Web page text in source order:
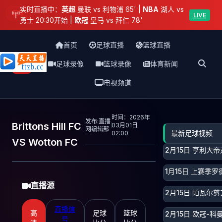
实时直播中： 英超 曼联 vs 利物浦 65' | NBA 湖人 vs
勇士 20:30开始 | 欧冠 皇马 vs 拜仁 78'
LIVE
天天直播网
首页 足球直播 篮球直播
足球录像 篮球录像 体育新闻
电视频道
Brittons Hill FC
VS Wotton FC
发布:直播
网编辑部
时间：2026年
03月01日
02:00
足球
直播源
高
直播信
号
足球
篮球
最新足球视频
2月15日 亨利大
1月15日 上赛季
2月15日 帕瓦尔
2月15日 欧冠-科